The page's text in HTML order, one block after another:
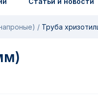
Труба